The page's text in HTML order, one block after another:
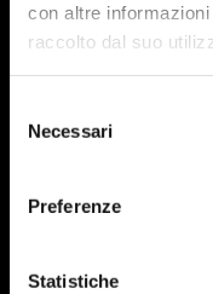
con altre
raccolto dal suo
delNecessari
Preferenze
Statistiche